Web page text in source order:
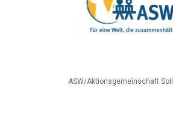
ASW/Aktionsgemeinschaft